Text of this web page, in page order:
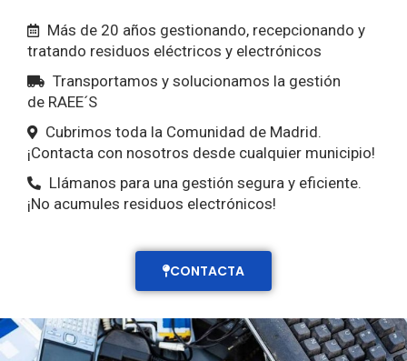
Más de 20 años gestionando, recepcionando y
tratando residuos eléctricos y electrónicos
Transportamos y solucionamos la gestión
de RAEE´S
Cubrimos toda la Comunidad de Madrid.
¡Contacta con nosotros desde cualquier municipio!
Llámanos para una gestión segura y eficiente.
¡No acumules residuos electrónicos!
CONTACTA